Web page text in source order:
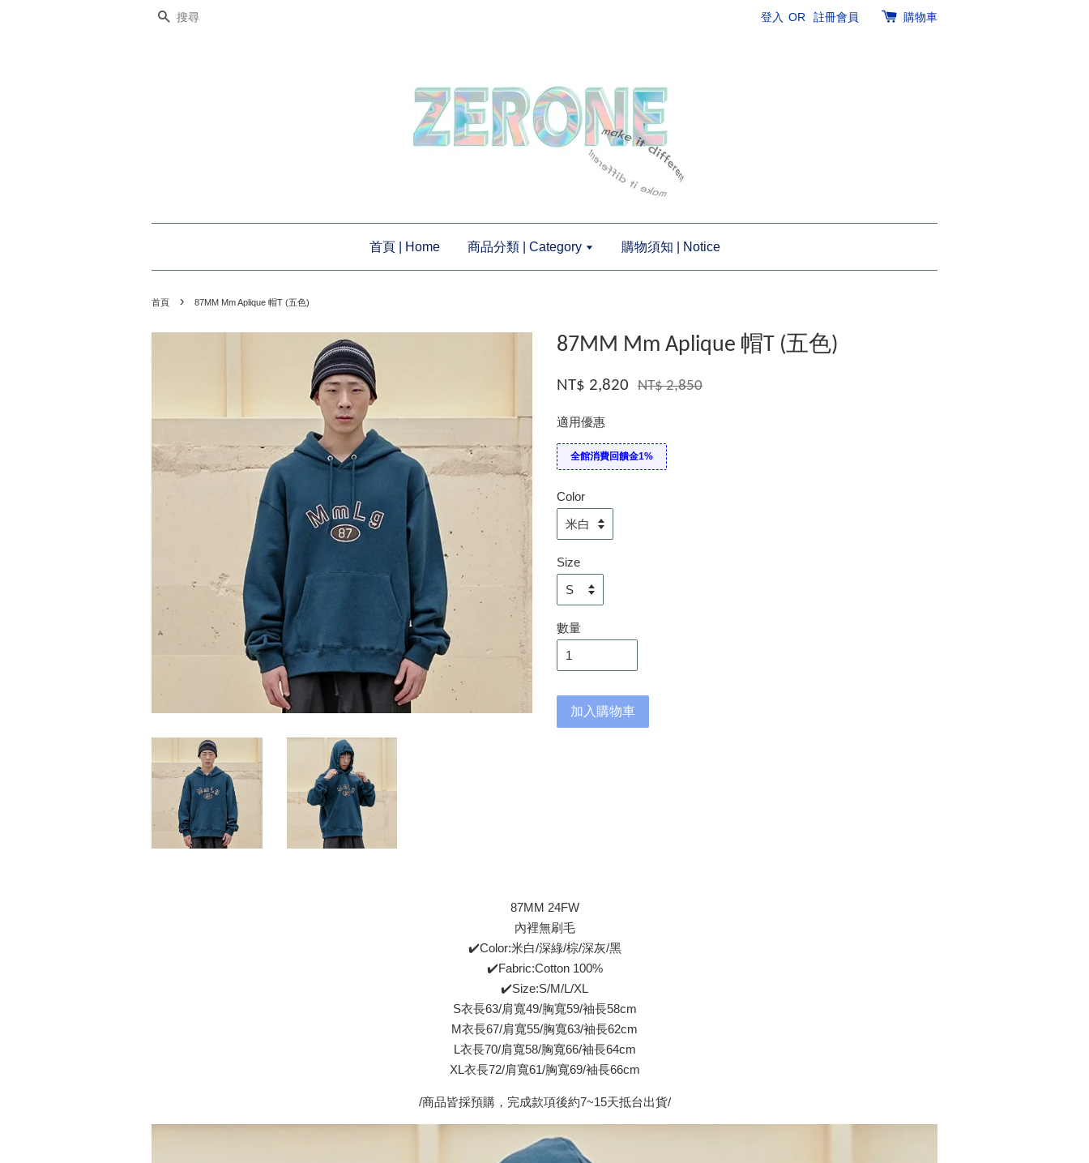
搜尋 登入 OR 註冊會員 購物車
首頁 | Home 商品分類 | Category 購物須知 | Notice
首頁 › 87MM Mm Aplique 帽T (五色)
87MM Mm Aplique 帽T (五色)
NT$ 2,820 NT$ 2,850
適用優惠
全館消費回饋金1%
Color
Size
數量
加入購物車
87MM 24FW
內裡無刷毛
✔️Color:米白/深綠/棕/深灰/黑
✔️Fabric:Cotton 100%
✔️Size:S/M/L/XL
S衣長63/肩寬49/胸寬59/袖長58cm
M衣長67/肩寬55/胸寬63/袖長62cm
L衣長70/肩寬58/胸寬66/袖長64cm
XL衣長72/肩寬61/胸寬69/袖長66cm
/商品皆採預購，完成款項後約7~15天抵台出貨/